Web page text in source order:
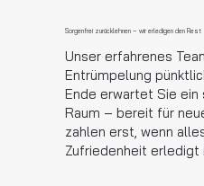
Sorgenfrei zurücklehnen – wir erledigen den Rest
Unser erfahrenes
Entrümpelung
Ende erwartet Sie ein
Raum – bereit für
zahlen erst, wenn
Zufriedenheit erledigt